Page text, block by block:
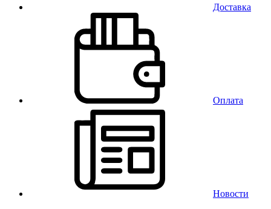
Доставка
Оплата
Новости